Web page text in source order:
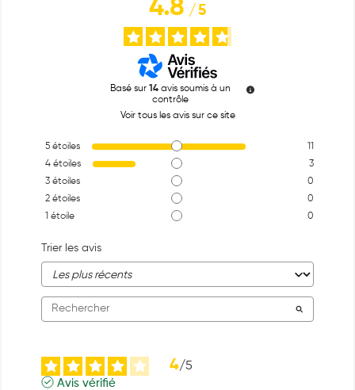
4.8/5
Basé sur 14 avis soumis à un
contrôle
Voir tous les avis sur ce site
5 étoiles
11
4 étoiles
3
3 étoiles
0
2 étoiles
0
1 étoile 0
Trier les avis
4/5
Avis vérifié